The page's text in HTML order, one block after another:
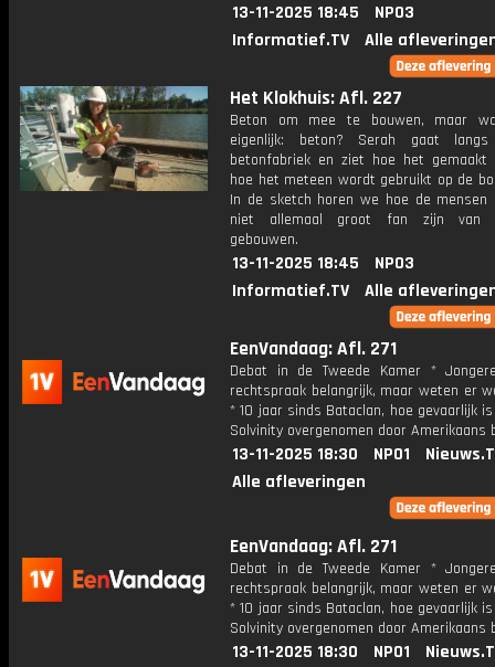
13-11-2025 18:45
NPO3
Informatief.TV
Alle
Het Klokhuis: Afl. 227
Beton om mee te bouwen, maar
eigenlijk: beton? Serah gaat
betonfabriek en ziet hoe het
hoe het meteen wordt gebruikt op de
In de sketch horen we hoe de
niet allemaal groot fan zijn van
gebouwen.
13-11-2025 18:45
NPO3
Informatief.TV
Alle
EenVandaag: Afl. 271
Debat in de Tweede Kamer *
rechtspraak belangrijk, maar weten er
* 10 jaar sinds Bataclan, hoe gevaarlijk
Solvinity overgenomen door Amerikaans
13-11-2025 18:30 NPO1
Alle afleveringen
EenVandaag: Afl. 271
Debat in de Tweede Kamer *
rechtspraak belangrijk, maar weten er
* 10 jaar sinds Bataclan, hoe gevaarlijk
Solvinity overgenomen door Amerikaans
13-11-2025 18:30 NPO1